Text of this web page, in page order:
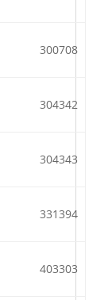
300708
304342
304343
331394
403303